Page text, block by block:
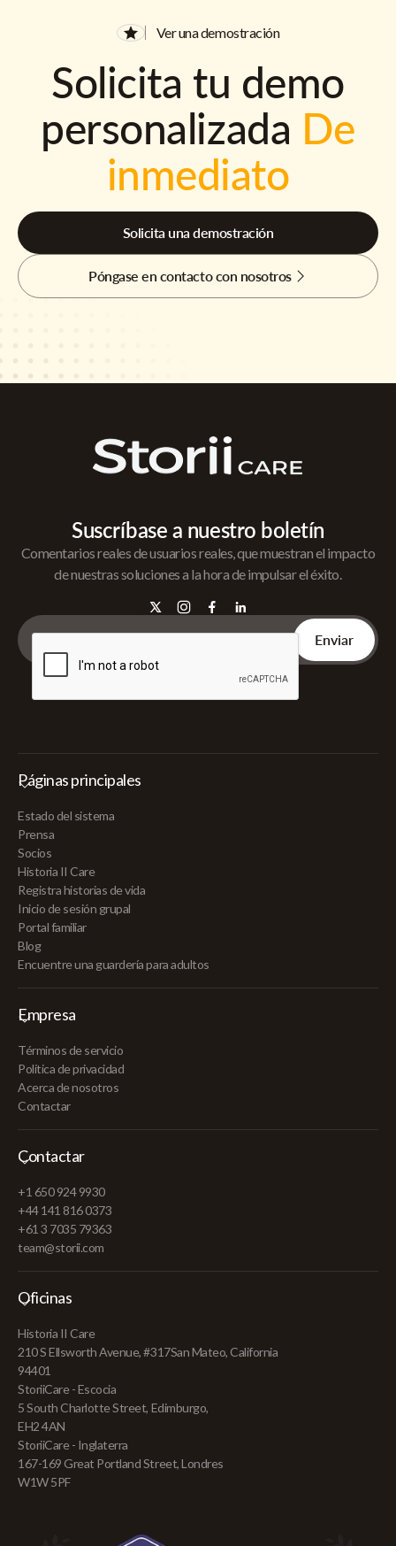
Ver una demostración
Solicita tu demo
personalizada De
inmediato
Solicita una demostración
Póngase en contacto con nosotros
Suscríbase a nuestro boletín
Comentarios reales de usuarios reales, que muestran el impacto
de nuestras soluciones a la hora de impulsar el éxito.
Páginas principales
Estado del sistema
Prensa
Socios
Historia II Care
Registra historias de vida
Inicio de sesión grupal
Portal familiar
Blog
Encuentre una guardería para adultos
Empresa
Términos de servicio
Política de privacidad
Acerca de nosotros
Contactar
Contactar
+1 650 924 9930
+44 141 816 0373
+61 3 7035 79363
team@storii.com
Oficinas
Historia II Care
210 S Ellsworth Avenue, #317San Mateo, California
94401
StoriiCare - Escocia
5 South Charlotte Street, Edimburgo,
EH2 4AN
StoriiCare - Inglaterra
167-169 Great Portland Street, Londres
W1W 5PF